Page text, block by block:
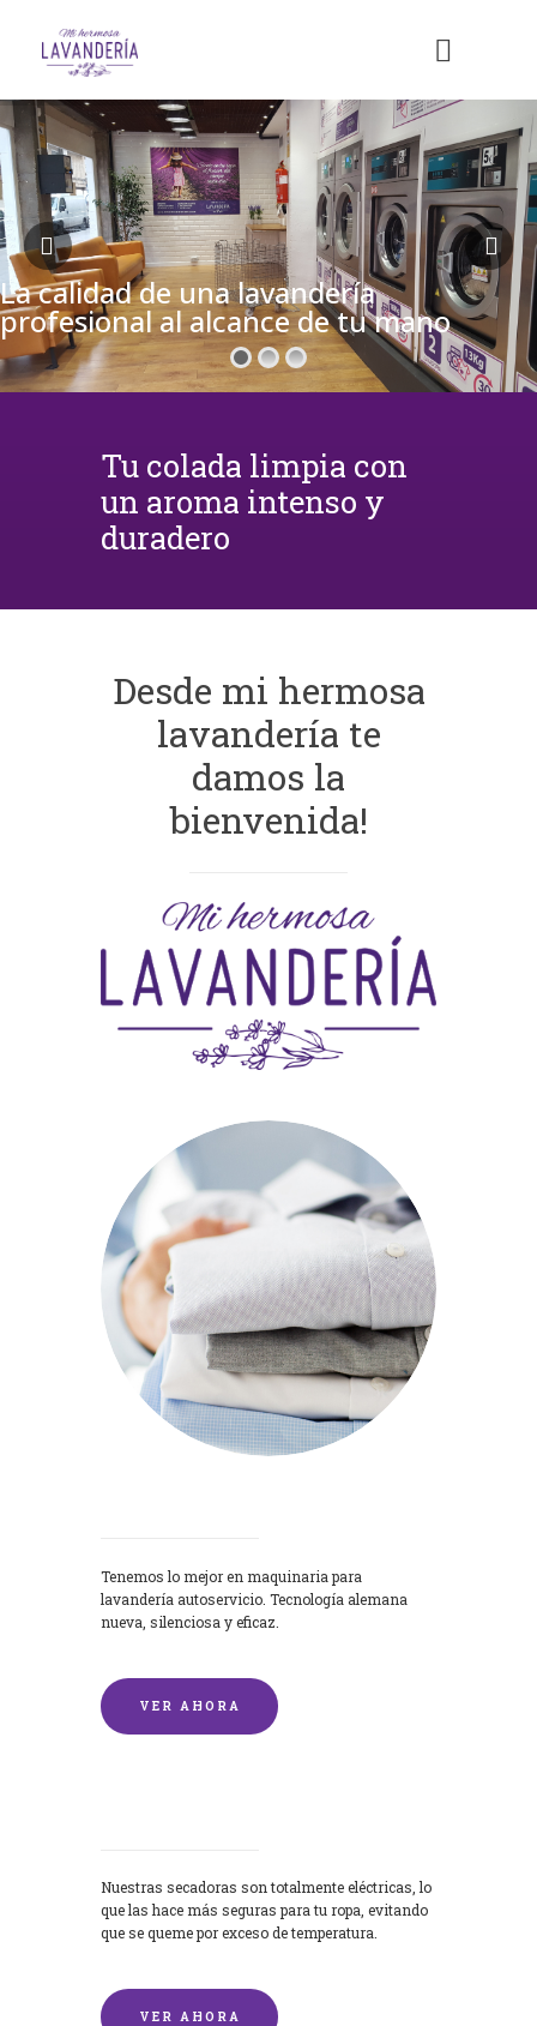
La calidad de una lavandería
profesional al alcance de tu mano
Tu colada limpia con
un aroma intenso y
duradero
Desde mi hermosa
lavandería te
damos la
bienvenida!
Tenemos lo mejor en maquinaria para
lavandería autoservicio. Tecnología alemana
nueva, silenciosa y eficaz.
VER AHORA
Nuestras secadoras son totalmente eléctricas, lo
que las hace más seguras para tu ropa, evitando
que se queme por exceso de temperatura.
VER AHORA